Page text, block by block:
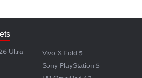
Ultra
Vivo X Fold 5
Sony PlayStation 5